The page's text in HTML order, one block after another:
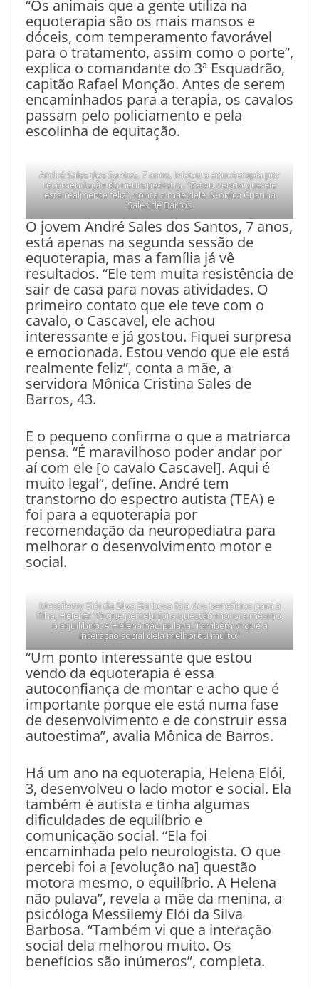
“Os animais que a gente utiliza na
equoterapia são os mais mansos e
dóceis, com temperamento favorável
para o tratamento, assim como o porte”,
explica o comandante do 3ª Esquadrão,
capitão Rafael Monção. Antes de serem
encaminhados para a terapia, os cavalos
passam pelo policiamento e pela
escolinha de equitação.
André Sales dos Santos, 7 anos, iniciou a equoterapia por
recomendação da neuropediatra. “Estou vendo que ele
está realmente feliz”, conta a mãe dele, Mônica Cristina
Sales de Barros
O jovem André Sales dos Santos, 7 anos,
está apenas na segunda sessão de
equoterapia, mas a família já vê
resultados. “Ele tem muita resistência de
sair de casa para novas atividades. O
primeiro contato que ele teve com o
cavalo, o Cascavel, ele achou
interessante e já gostou. Fiquei surpresa
e emocionada. Estou vendo que ele está
realmente feliz”, conta a mãe, a
servidora Mônica Cristina Sales de
Barros, 43.
E o pequeno confirma o que a matriarca
pensa. “É maravilhoso poder andar por
aí com ele [o cavalo Cascavel]. Aqui é
muito legal”, define. André tem
transtorno do espectro autista (TEA) e
foi para a equoterapia por
recomendação da neuropediatra para
melhorar o desenvolvimento motor e
social.
Messilemy Elói da Silva Barbosa fala dos benefícios para a
filha, Helena: “O que percebi foi a questão motora mesmo,
o equilíbrio. A Helena não pulava. Também vi que a
interação social dela melhorou muito”
“Um ponto interessante que estou
vendo da equoterapia é essa
autoconfiança de montar e acho que é
importante porque ele está numa fase
de desenvolvimento e de construir essa
autoestima”, avalia Mônica de Barros.
Há um ano na equoterapia, Helena Elói,
3, desenvolveu o lado motor e social. Ela
também é autista e tinha algumas
dificuldades de equilíbrio e
comunicação social. “Ela foi
encaminhada pelo neurologista. O que
percebi foi a [evolução na] questão
motora mesmo, o equilíbrio. A Helena
não pulava”, revela a mãe da menina, a
psicóloga Messilemy Elói da Silva
Barbosa. “Também vi que a interação
social dela melhorou muito. Os
benefícios são inúmeros”, completa.